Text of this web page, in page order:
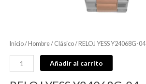
Inicio/Hombre/ Clásico/ RELOJ YESS Y24068G-04
Añadir al carrito